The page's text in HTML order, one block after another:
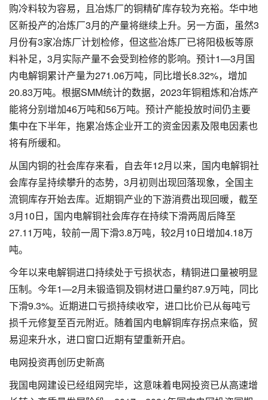
购冷料较为容易，且冶炼厂的铜精矿库存较为充裕。华中地
区新投产的冶炼厂3月的产量将继续上升。另一方面，虽然3
月份有3家冶炼厂计划检修，但这些冶炼厂已将阳极板等原
料补足，3月实际产量不会受到检修的影响。预计1—3月国
内电解铜累计产量为271.06万吨，同比增长8.32%，增加
20.83万吨。根据SMM统计的数据，2023年铜粗炼和冶炼产
能将分别增加46万吨和56万吨。预计产能投放时间仍主要
集中在下半年，拖累冶炼企业开工的资金因素及限电因素也
将有所缓和。
从国内铜的社会库存来看，自去年12月以来，国内电解铜社
会库存呈持续攀升的态势，3月初则出现回落现象，全国主
流铜库存开始去库。近期铜产业的下游消费出现回暖，截至
3月10日，国内电解铜社会库存在持续下滑两周后降至
27.11万吨，较前一周下滑3.8万吨，较2月10日增加4.18万
吨。
今年以来电解铜进口持续处于亏损状态，精铜进口量被明显
压制。今年1—2月未锻造铜及铜材进口量约87.9万吨，同比
下滑9.3%。近期进口亏损持续收窄，进口比价已从每吨亏
损千元修复至百元附近。随着国内电解铜库存拐点来临，贸
易迎来升水，进口窗口近期有望重新开启。
电网投资再创历史新高
我国电网建设已经组网完毕，这意味着电网投资已从高速增